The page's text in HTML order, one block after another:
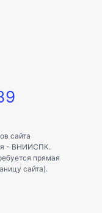
сайта
- ВНИИСПК.
прямая
сайта).